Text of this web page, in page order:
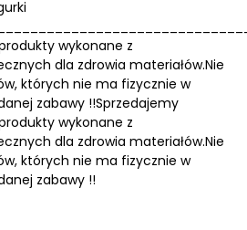
wykonane z
dla zdrowia materiałów.Nie
których nie ma fizycznie w
zabawy !!Sprzedajemy
wykonane z
dla zdrowia materiałów.Nie
których nie ma fizycznie w
zabawy !!